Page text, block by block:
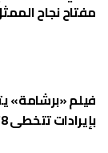
مفتاح نجاح
فيلم «برشامة»
بإيرادات تتخطى 178 مليون جنيه